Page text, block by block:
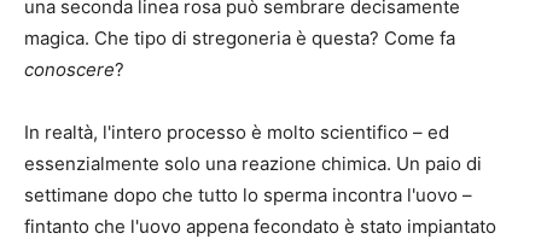
una seconda linea rosa può sembrare decisamente
magica. Che tipo di stregoneria è questa? Come fa
conoscere?
In realtà, l'intero processo è molto scientifico – ed
essenzialmente solo una reazione chimica. Un paio di
settimane dopo che tutto lo sperma incontra l'uovo –
fintanto che l'uovo appena fecondato è stato impiantato